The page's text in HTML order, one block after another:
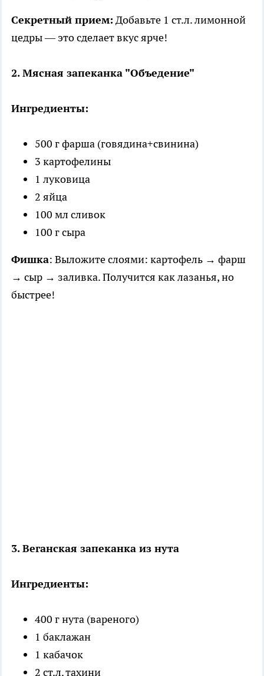
Секретный прием: Добавьте 1 ст.л. лимонной
цедры — это сделает вкус ярче!
2. Мясная запеканка "Объедение"
Ингредиенты:
500 г фарша (говядина+свинина)
3 картофелины
1 луковица
2 яйца
100 мл сливок
100 г сыра
Фишка: Выложите слоями: картофель → фарш
→ сыр → заливка. Получится как лазанья, но
быстрее!
3. Веганская запеканка из нута
Ингредиенты:
400 г нута (вареного)
1 баклажан
1 кабачок
2 ст.л. тахини